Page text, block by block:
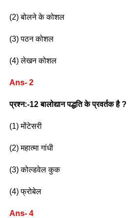
(2) बोलने के कोशल
(3) पठन कोशल
(4) लेखन कोशल
Ans- 2
प्रश्न:-12 बालोद्यान पद्धति के प्रवर्तक है ?
(1) मोंटेसरी
(2) महात्मा गांधी
(3) कोल्डवेल कुक
(4) फ्रोबेल
Ans- 4